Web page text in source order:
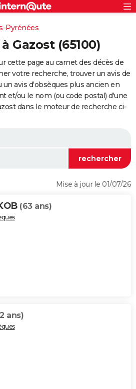
S'inscrire
Connexion
Pyrénées
Gazost (65100)
cette page au carnet des décès de
votre recherche, trouver un avis de
un avis d'obsèques plus ancien en
et/ou le nom (ou code postal) d'une
dans le moteur de recherche ci-
Mise à jour le 01/07/26
(63 ans)
ans)